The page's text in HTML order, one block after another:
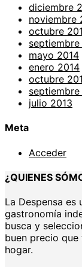
diciembre
noviembre
octubre
septiembre
mayo 2014
enero 2014
octubre
septiembre
julio 2013
Meta
Acceder
¿QUIENES
La Despensa
gastronomía
busca y
buen precio
hogar.